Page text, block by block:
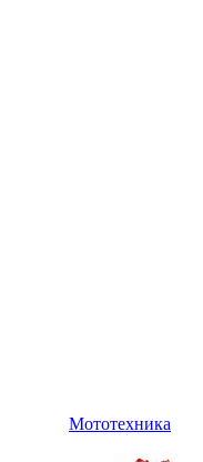
Мототехника